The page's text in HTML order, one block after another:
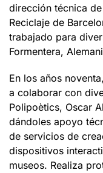
dirección técnica
Reciclaje de
trabajado para
Formentera,
En los años
a colaborar con
Polipoètics, Oscar
dándoles apoyo
de servicios de
dispositivos
museos. Realiza